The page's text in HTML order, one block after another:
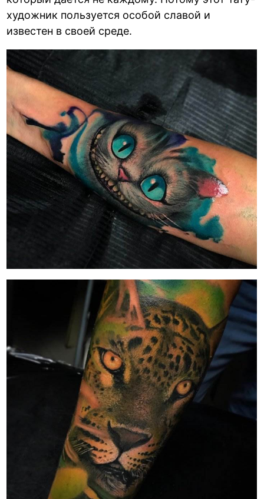
художник пользуется особой славой и
известен в своей среде.